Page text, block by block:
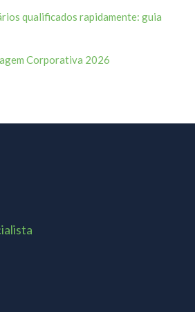
qualificados rapidamente: guia
Corporativa 2026